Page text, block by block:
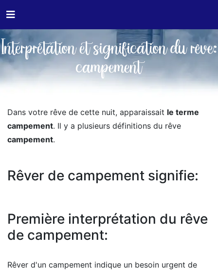
Interprétation et signification du rêve:
campement
Dans votre rêve de cette nuit, apparaissait le terme
campement. Il y a plusieurs définitions du rêve
campement.
Rêver de campement signifie:
Première interprétation du rêve
de campement:
Rêver d'un campement indique un besoin urgent de